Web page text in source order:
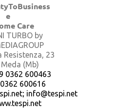
e
Care
TURBO by
Resistenza, 23
(Mb)
0362 600463
600616
info@tespi.net